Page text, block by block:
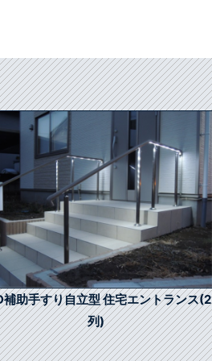
補助手すり自立型 住宅エントランス(2
列)